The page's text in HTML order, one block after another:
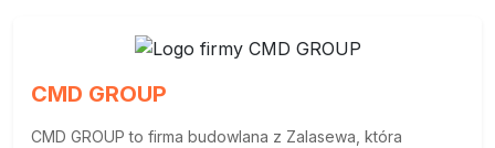
CMD GROUP
CMD GROUP to firma budowlana z Zalasewa, która